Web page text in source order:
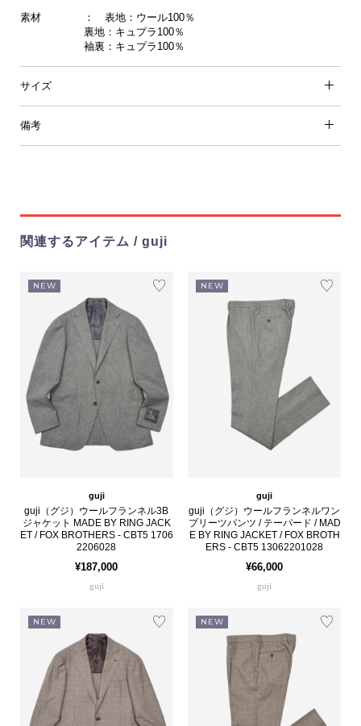
素材
： 表地：ウール100％
裏地：キュプラ100％
袖裏：キュプラ100％
サイズ
備考
関連するアイテム / guji
NEW
guji
guji（グジ）ウールフランネル3B
ジャケット MADE BY RING JACK
ET / FOX BROTHERS - CBT5 1706
2206028
¥187,000
guji
NEW
guji
guji（グジ）ウールフランネルワン
プリーツパンツ / テーパード / MAD
E BY RING JACKET / FOX BROTH
ERS - CBT5 13062201028
¥66,000
guji
NEW NEW